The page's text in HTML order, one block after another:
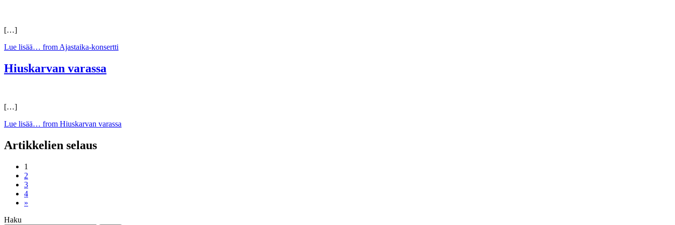
[…]
Lue lisää… from Ajastaika-konsertti
Hiuskarvan varassa
[…]
Lue lisää… from Hiuskarvan varassa
Artikkelien selaus
1
2
3
4
»
Haku